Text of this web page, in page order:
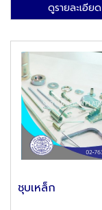
ดูรายละเอียด
ชุบเหล็ก